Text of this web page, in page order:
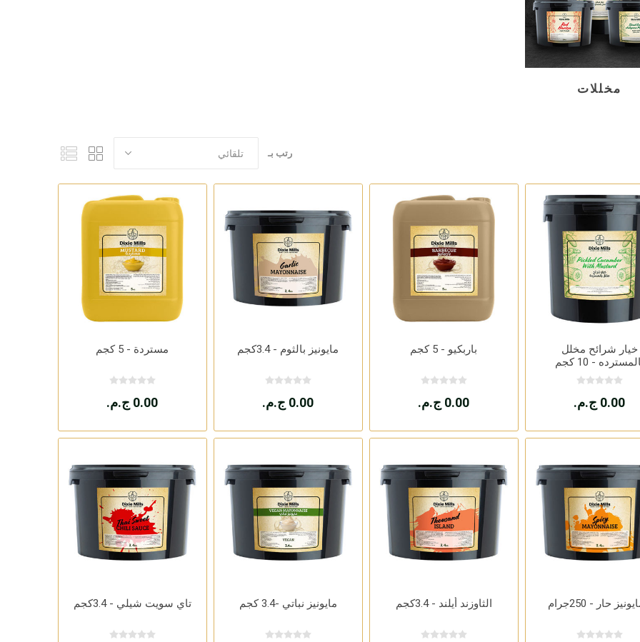
مخللات
رتب بـ
خيار شرائح مخلل
- 10 كجم
0.00 ج.م.
باربكيو - 5 كجم
0.00 ج.م.
مايونيز بالثوم - 3.4كجم
0.00 ج.م.
مستردة - 5 كجم
0.00 ج.م.
حار - 250جرام الثاوزند أيلند - 3.4كجم مايونيز نباتي -3.4 كجم تاي سويت شيلي - 3.4كجم